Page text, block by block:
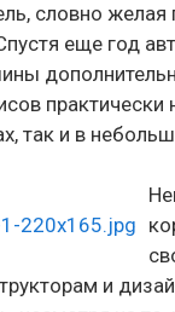
словно
еще год
так и в
и